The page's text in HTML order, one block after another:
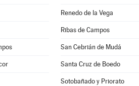
Renedo de la Vega
Ribas de Campos
San Cebrián de Mudá
Santa Cruz de Boedo
Sotobañado y Priorato